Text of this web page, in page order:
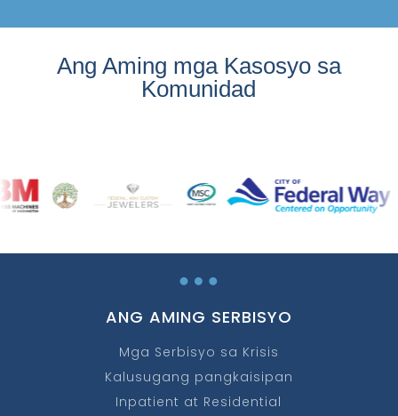
Ang Aming mga Kasosyo sa
Komunidad
…
ANG AMING SERBISYO
Mga Serbisyo sa Krisis
Kalusugang pangkaisipan
Inpatient at Residential